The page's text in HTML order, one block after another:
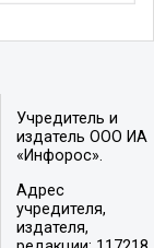
Учредитель и
издатель ООО ИА
«Инфорос».
Адрес
учредителя,
издателя,